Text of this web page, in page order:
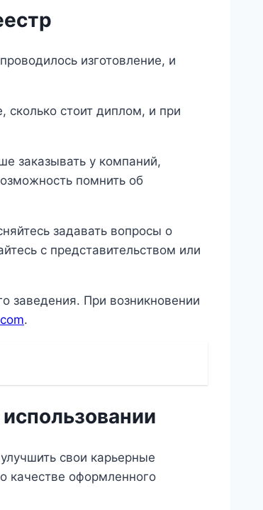
изготовление, и
сколько стоит диплом, и при
заказывать у компаний,
помнить об
задавать вопросы о
с представительством или
заведения. При возникновении
.
свои карьерные
качестве оформленного